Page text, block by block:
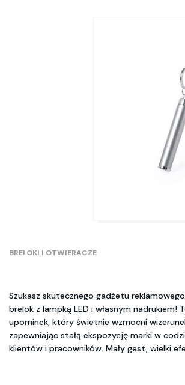
BRELOKI I OTWIERACZE
Szukasz skutecznego gadżetu
brelok z lampką LED i własnym nadrukiem!
upominek, który świetnie wzmocni
zapewniając stałą ekspozycję marki w
klientów i pracowników. Mały gest, wielki